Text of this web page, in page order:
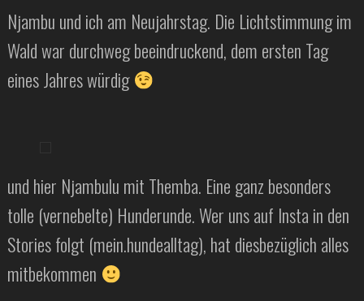
Njambu und ich am Neujahrstag. Die Lichtstimmung im
Wald war durchweg beeindruckend, dem ersten Tag
eines Jahres würdig
und hier Njambulu mit Themba. Eine ganz besonders
tolle (vernebelte) Hunderunde. Wer uns auf Insta in den
Stories folgt (mein.hundealltag), hat diesbezüglich alles
mitbekommen